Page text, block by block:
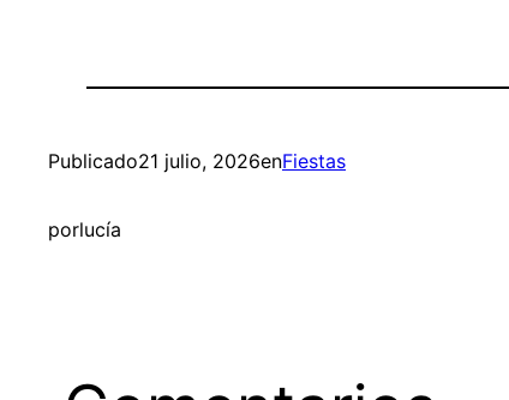
Publicado21 julio, 2026enFiestas
porlucía